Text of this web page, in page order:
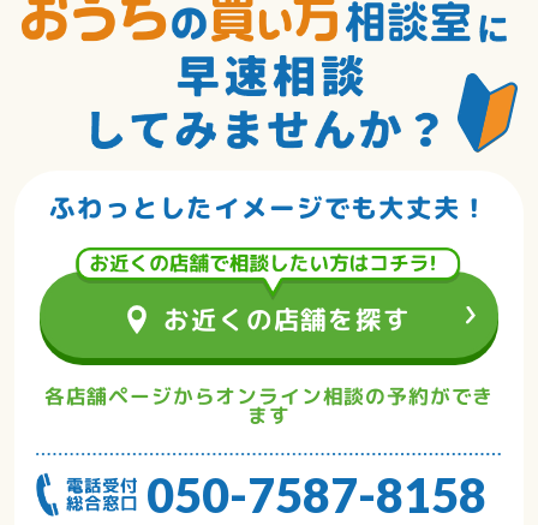
ふわっとしたイメージでも大丈夫！
お近くの店舗を探す
各店舗ページからオンライン相談の予約ができ
ます
050-7587-8158
住宅専門のお金のアドバイザーが
店舗で相談する